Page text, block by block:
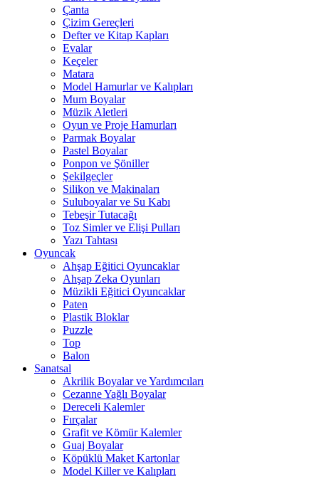
Çanta
Çizim Gereçleri
Defter ve Kitap Kapları
Evalar
Keçeler
Matara
Model Hamurlar ve Kalıpları
Mum Boyalar
Müzik Aletleri
Oyun ve Proje Hamurları
Parmak Boyalar
Pastel Boyalar
Ponpon ve Şöniller
Şekilgeçler
Silikon ve Makinaları
Suluboyalar ve Su Kabı
Tebeşir Tutacağı
Toz Simler ve Elişi Pulları
Yazı Tahtası
Oyuncak
Ahşap Eğitici Oyuncaklar
Ahşap Zeka Oyunları
Müzikli Eğitici Oyuncaklar
Paten
Plastik Bloklar
Puzzle
Top
Balon
Sanatsal
Akrilik Boyalar ve Yardımcıları
Cezanne Yağlı Boyalar
Dereceli Kalemler
Fırçalar
Grafit ve Kömür Kalemler
Guaj Boyalar
Köpüklü Maket Kartonlar
Model Killer ve Kalıpları